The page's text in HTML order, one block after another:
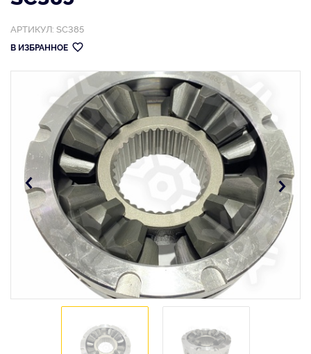
АРТИКУЛ: SC385
В ИЗБРАННОЕ